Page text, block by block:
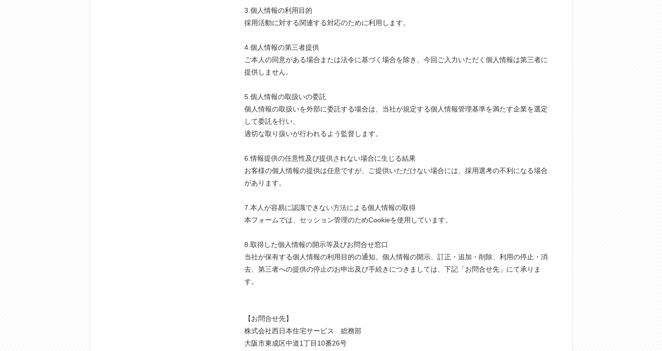
3.個人情報の利用目的
採用活動に対する関連する対応のために利用します。
4.個人情報の第三者提供
ご本人の同意がある場合または法令に基づく場合を除き、今回ご入力いただく個人情報は第三者に
提供しません。
5.個人情報の取扱いの委託
個人情報の取扱いを外部に委託する場合は、当社が規定する個人情報管理基準を満たす企業を選定
して委託を行い、
適切な取り扱いが行われるよう監督します。
6.情報提供の任意性及び提供されない場合に生じる結果
お客様の個人情報の提供は任意ですが、ご提供いただけない場合には、採用選考の不利になる場合
があります。
7.本人が容易に認識できない方法による個人情報の取得
本フォームでは、セッション管理のためCookieを使用しています。
8.取得した個人情報の開示等及びお問合せ窓口
当社が保有する個人情報の利用目的の通知、個人情報の開示、訂正・追加・削除、利用の停止・消
去、第三者への提供の停止のお申出及び手続きにつきましては、下記「お問合せ先」にて承りま
す。
【お問合せ先】
株式会社西日本住宅サービス 総務部
大阪市東成区中道1丁目10番26号